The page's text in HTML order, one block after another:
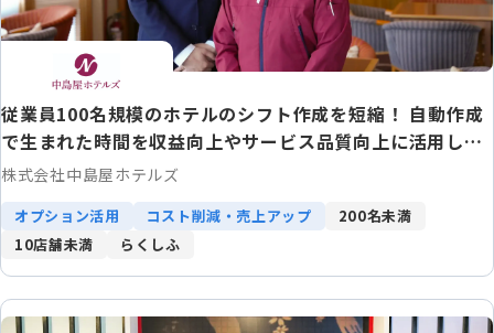
従業員100名規模のホテルのシフト作成を短縮！ 自動作成
で生まれた時間を収益向上やサービス品質向上に活用しDX
推進にも寄与
株式会社中島屋ホテルズ
オプション活用 コスト削減・売上アップ
200名未満
10店舗未満
らくしふ